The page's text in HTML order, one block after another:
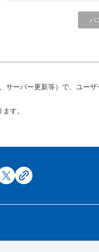
ーバー更新等）で、ユー
す。
x copy